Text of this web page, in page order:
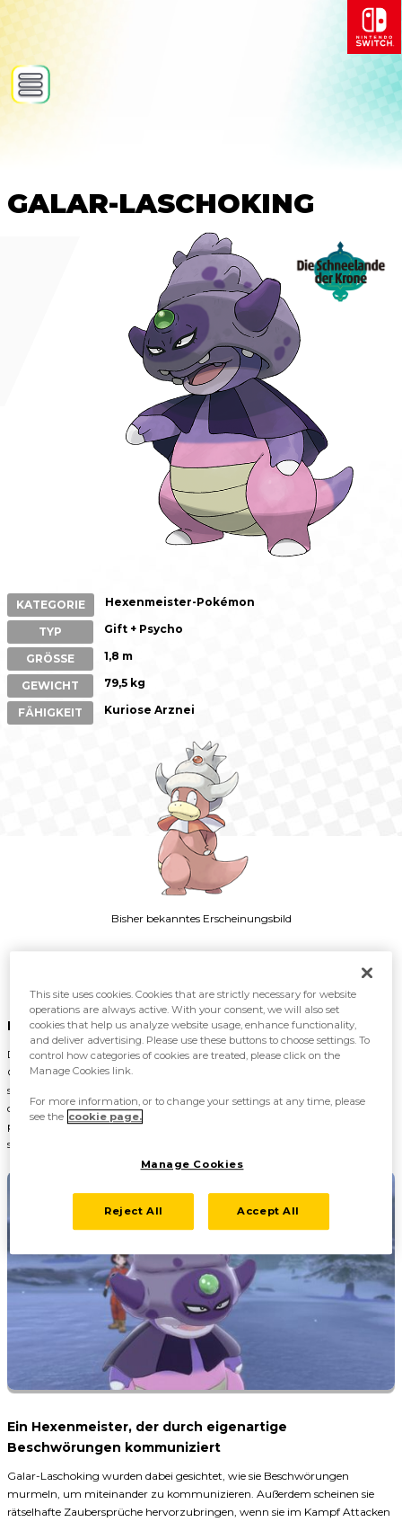
GALAR-LASCHOKING
KATEGORIE Hexenmeister-Pokémon
TYP Gift + Psycho
GRÖSSE 1,8 m
GEWICHT 79,5 kg
FÄHIGKEIT Kuriose Arznei
Bisher bekanntes Erscheinungsbild
Ein cleveres Muschas übernimmt das Kommando
Durch den Biss eines Muschas’ kam es zu einer Reaktion zwischen den
Chemikalien aus Galar-Flegmons Gehirn und den Gewürzpartikeln in
seinem Körper. So erlangte es bei der Entwicklung zu Galar-Laschoking
den Typ Gift. Zudem wurde Muschas deutlich intelligenter, wodurch es
psychische Kräfte erhielt, die andere Psycho-Pokémon in den Schatten
stellen.
Ein Hexenmeister, der durch eigenartige
Beschwörungen kommuniziert
Galar-Laschoking wurden dabei gesichtet, wie sie Beschwörungen
murmeln, um miteinander zu kommunizieren. Außerdem scheinen sie
rätselhafte Zaubersprüche hervorzubringen, wenn sie im Kampf Attacken
This site uses cookies. Cookies that are strictly necessary for website
operations are always active. With your consent, we will also set
cookies that help us analyze website usage, enhance functionality,
and deliver advertising. Please use these buttons to choose settings. To
control how categories of cookies are treated, please click on the
Manage Cookies link.
For more information, or to change your settings at any time, please
see the cookie page.
Manage Cookies
Reject All Accept All